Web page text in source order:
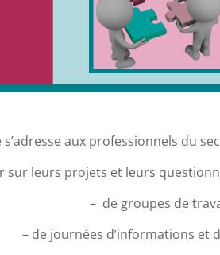
s’adresse aux professionnels du
sur leurs projets et leurs
– de groupes de
– de journées d’informations et